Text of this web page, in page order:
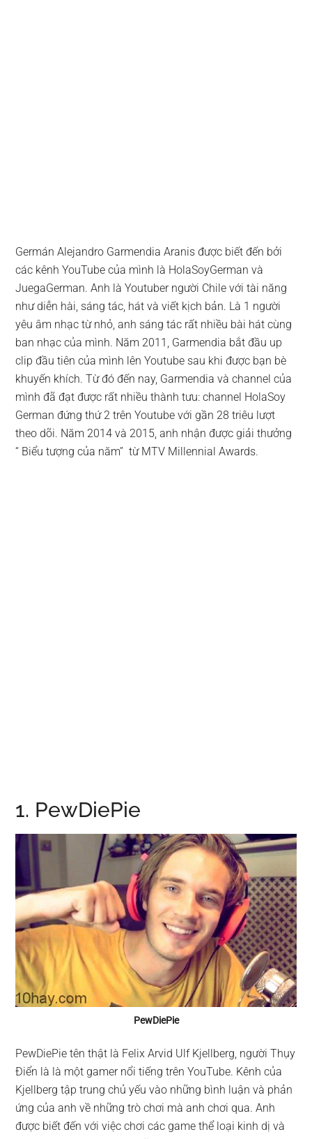
Germán Alejandro Garmendia Aranis được biết đến bởi
các kênh YouTube của mình là HolaSoyGerman và
JuegaGerman. Anh là Youtuber người Chile với tài năng
như diễn hài, sáng tác, hát và viết kịch bản. Là 1 người
yêu âm nhạc từ nhỏ, anh sáng tác rất nhiều bài hát cùng
ban nhạc của mình. Năm 2011, Garmendia bắt đầu up
clip đầu tiên của mình lên Youtube sau khi được bạn bè
khuyến khích. Từ đó đến nay, Garmendia và channel của
mình đã đạt được rất nhiều thành tưu: channel HolaSoy
German đứng thứ 2 trên Youtube với gần 28 triêu lượt
theo dõi. Năm 2014 và 2015, anh nhận được giải thưởng
“ Biểu tượng của năm” từ MTV Millennial Awards.
1. PewDiePie
PewDiePie
PewDiePie tên thật là Felix Arvid Ulf Kjellberg, người Thụy
Điển là là một gamer nổi tiếng trên YouTube. Kênh của
Kjellberg tập trung chủ yếu vào những bình luận và phản
ứng của anh về những trò chơi mà anh chơi qua. Anh
được biết đến với việc chơi các game thể loại kinh dị và